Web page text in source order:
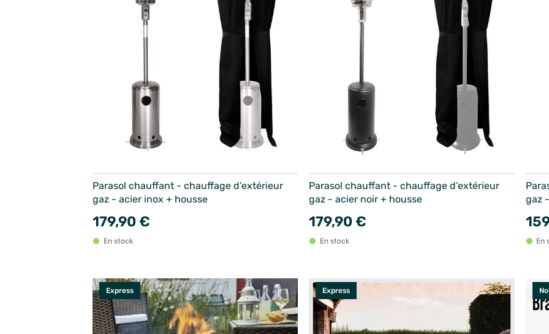
Parasol chauffant - chauffage d’extérieur
gaz - acier inox + housse
179,90 €
En stock
Parasol chauffant - chauffage d’extérieur
gaz - acier noir + housse
179,90 €
En stock
gaz
En
Express Express